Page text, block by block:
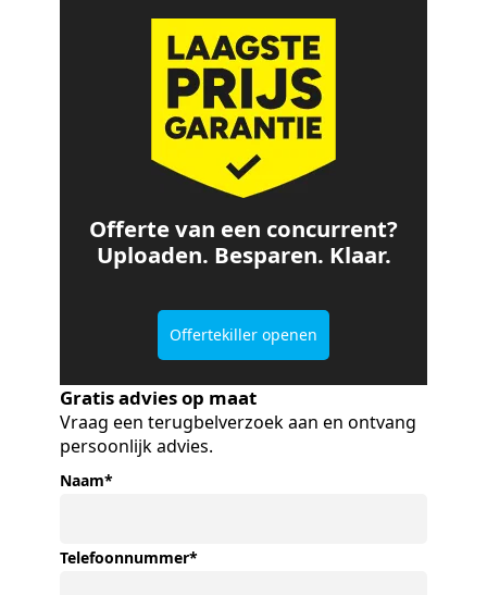
Offerte van een concurrent?
Uploaden. Besparen. Klaar.
Offertekiller openen
Gratis advies op maat
Vraag een terugbelverzoek aan en ontvang
persoonlijk advies.
Naam*
Telefoonnummer*